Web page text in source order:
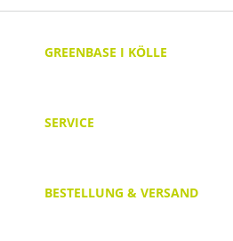
GREENBASE I KÖLLE
SERVICE
BESTELLUNG & VERSAND